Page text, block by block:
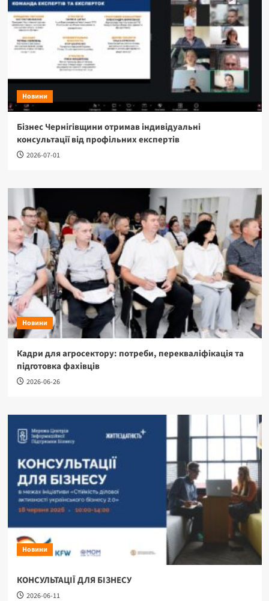
Новини
Бізнес Чернігівщини отримав індивідуальні
консультації від профільних експертів
2026-07-01
Новини
Кадри для агросектору: потреби, перекваліфікація та
підготовка фахівців
2026-06-26
Новини
КОНСУЛЬТАЦІЇ ДЛЯ БІЗНЕСУ
2026-06-11